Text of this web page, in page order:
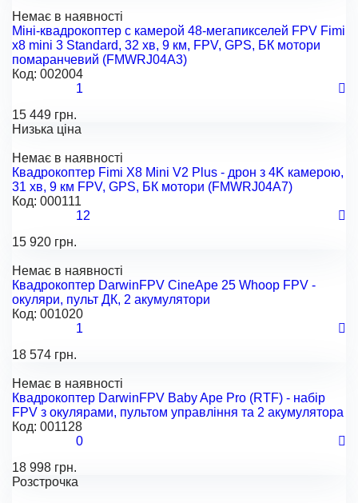
Немає в наявності
Міні-квадрокоптер с камерой 48-мегапикселей FPV Fimi
x8 mini 3 Standard, 32 хв, 9 км, FPV, GPS, БК мотори
помаранчевий (FMWRJ04A3)
Код: 002004
1
15 449 грн.
Низька ціна
Немає в наявності
Квадрокоптер Fimi X8 Mini V2 Plus - дрон з 4K камерою,
31 хв, 9 км FPV, GPS, БК мотори (FMWRJ04A7)
Код: 000111
12
15 920 грн.
Немає в наявності
Квадрокоптер DarwinFPV CineApe 25 Whoop FPV -
окуляри, пульт ДК, 2 акумулятори
Код: 001020
1
18 574 грн.
Немає в наявності
Квадрокоптер DarwinFPV Baby Ape Pro (RTF) - набір
FPV з окулярами, пультом управління та 2 акумулятора
Код: 001128
0
18 998 грн.
Розстрочка